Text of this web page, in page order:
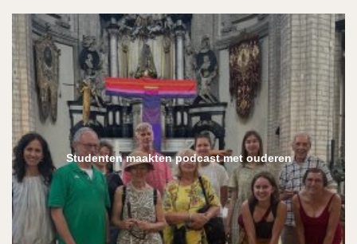
Studenten maakten podcast met ouderen